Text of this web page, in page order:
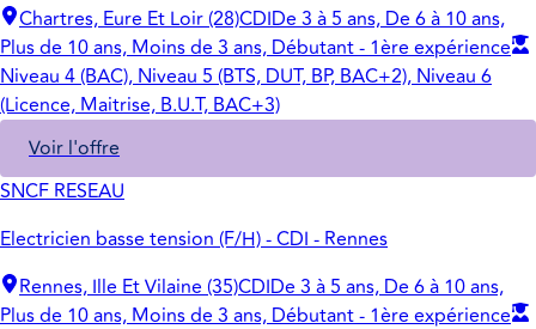
Chartres, Eure Et Loir (28)CDIDe 3 à 5 ans, De 6 à 10 ans,
Plus de 10 ans, Moins de 3 ans, Débutant - 1ère expérience
Niveau 4 (BAC), Niveau 5 (BTS, DUT, BP, BAC+2), Niveau 6
(Licence, Maitrise, B.U.T, BAC+3)
Voir l'offre
SNCF RESEAU
Electricien basse tension (F/H) - CDI - Rennes
Rennes, Ille Et Vilaine (35)CDIDe 3 à 5 ans, De 6 à 10 ans,
Plus de 10 ans, Moins de 3 ans, Débutant - 1ère expérience